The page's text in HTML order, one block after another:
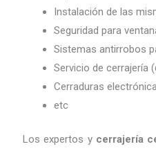
Instalación de las
Seguridad para
Sistemas antirrobos
Servicio de cerrajería
Cerraduras
etc
Los expertos y cerrajería